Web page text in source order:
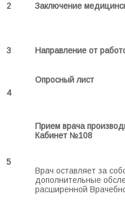
2 Заключение
3 Направление от
4
Опросный лист
5
Прием врача
Кабинет №108
Врач оставляет за
дополнительные
расширенной